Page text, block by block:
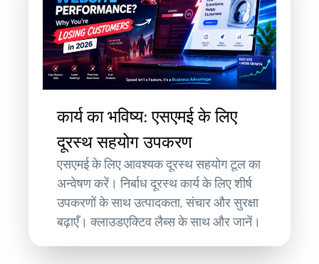
कार्य का भविष्य: एसएमई के लिए
दूरस्थ सहयोग उपकरण
एसएमई के लिए आवश्यक दूरस्थ सहयोग टूल का
अन्वेषण करें। निर्बाध दूरस्थ कार्य के लिए शीर्ष
उपकरणों के साथ उत्पादकता, संचार और सुरक्षा
बढ़ाएँ। क्लाउडएक्टिव लैब्स के साथ और जानें।